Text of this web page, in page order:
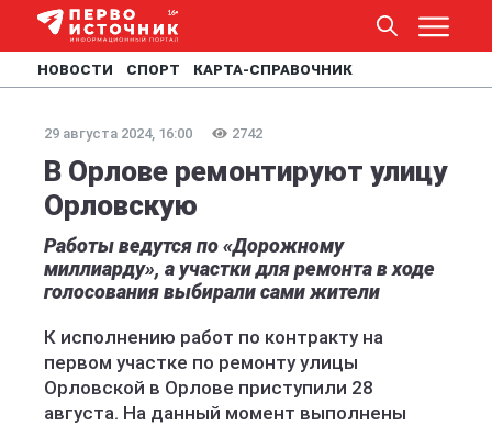
НОВОСТИ СПОРТ КАРТА-СПРАВОЧНИК
29 августа 2024, 16:00 2742
В Орлове ремонтируют улицу
Орловскую
Работы ведутся по «Дорожному
миллиарду», а участки для ремонта в ходе
голосования выбирали сами жители
К исполнению работ по контракту на
первом участке по ремонту улицы
Орловской в Орлове приступили 28
августа. На данный момент выполнены